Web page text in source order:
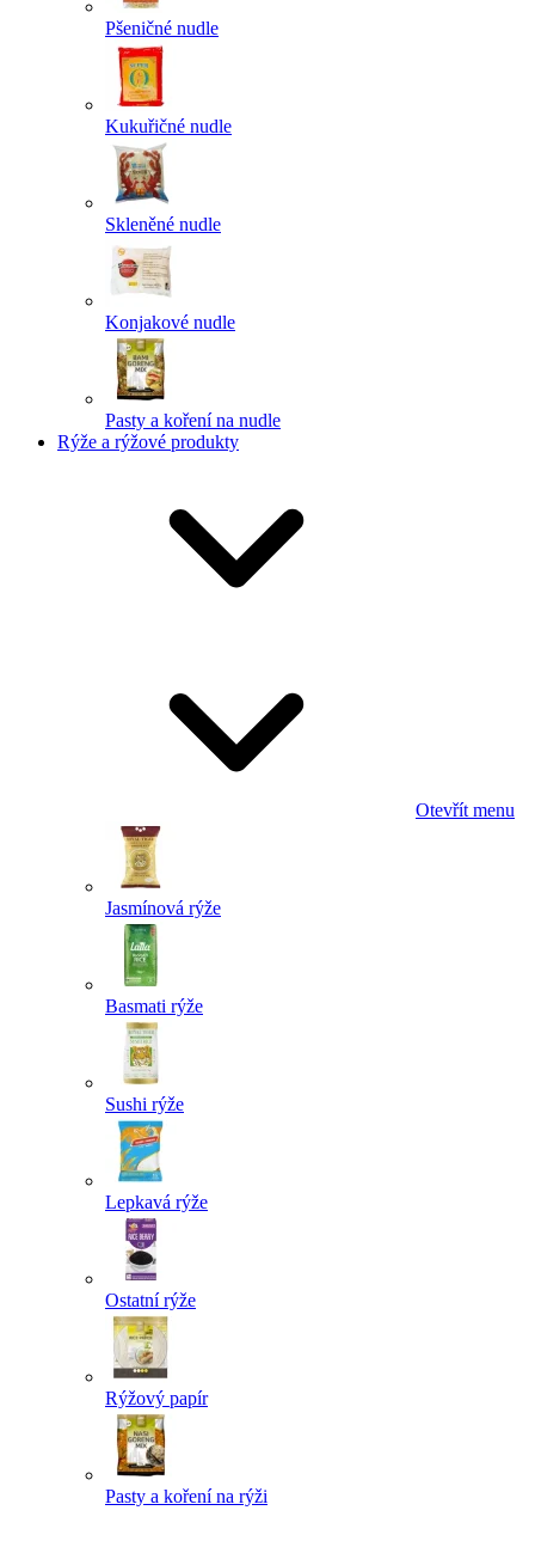
Pšeničné nudle
Kukuřičné nudle
Skleněné nudle
Konjakové nudle
Pasty a koření na nudle
Rýže a rýžové produkty
Otevřít menu
Jasmínová rýže
Basmati rýže
Sushi rýže
Lepkavá rýže
Ostatní rýže
Rýžový papír
Pasty a koření na rýži